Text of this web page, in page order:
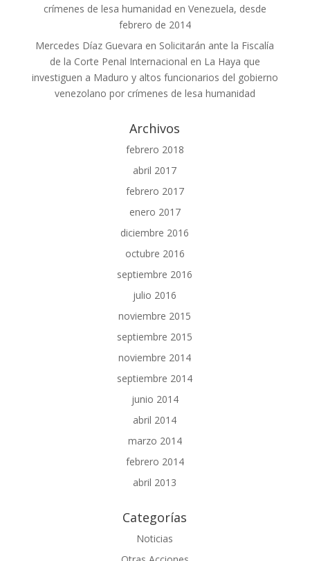
crímenes de lesa humanidad en Venezuela, desde
febrero de 2014
Mercedes Díaz Guevara en Solicitarán ante la Fiscalía
de la Corte Penal Internacional en La Haya que
investiguen a Maduro y altos funcionarios del gobierno
venezolano por crímenes de lesa humanidad
Archivos
febrero 2018
abril 2017
febrero 2017
enero 2017
diciembre 2016
octubre 2016
septiembre 2016
julio 2016
noviembre 2015
septiembre 2015
noviembre 2014
septiembre 2014
junio 2014
abril 2014
marzo 2014
febrero 2014
abril 2013
Categorías
Noticias